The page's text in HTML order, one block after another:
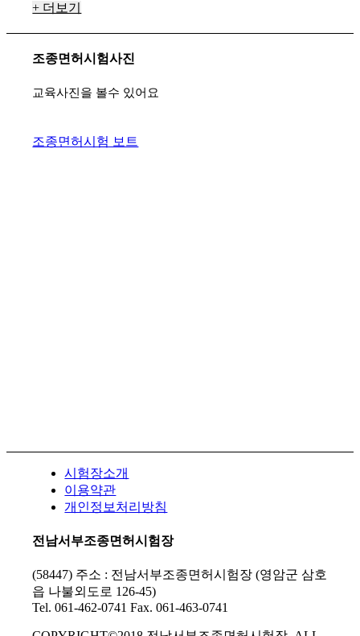
+ 더보기
조종면허시험사진
교육사진을 볼수 있어요
조종면허시험 보트
시험장소개
이용약관
개인정보처리방침
전남서부조종면허시험장
(58447) 주소 : 전남서부조종면허시험장 (영암군 삼호
읍 나불외도로 126-45)
Tel. 061-462-0741 Fax. 061-463-0741